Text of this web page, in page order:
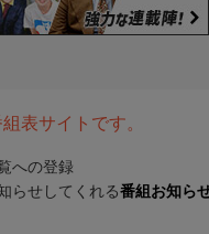
表サイトです。
への登録
らせしてくれる番組お知ら